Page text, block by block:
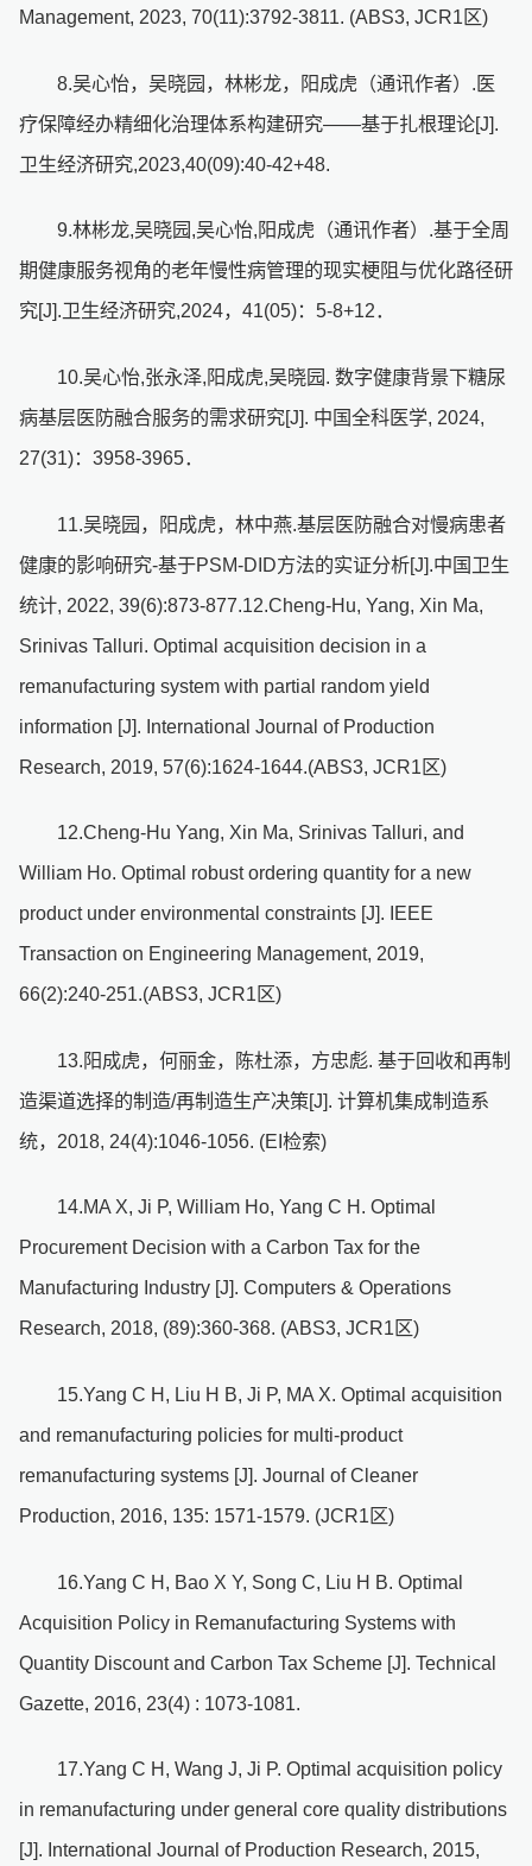
Management, 2023, 70(11):3792-3811. (ABS3, JCR1区)
8.吴心怡，吴晓园，林彬龙，阳成虎（通讯作者）.医
疗保障经办精细化治理体系构建研究——基于扎根理论[J].
卫生经济研究,2023,40(09):40-42+48.
9.林彬龙,吴晓园,吴心怡,阳成虎（通讯作者）.基于全周
期健康服务视角的老年慢性病管理的现实梗阻与优化路径研
究[J].卫生经济研究,2024，41(05)：5-8+12．
10.吴心怡,张永泽,阳成虎,吴晓园. 数字健康背景下糖尿
病基层医防融合服务的需求研究[J]. 中国全科医学, 2024,
27(31)：3958-3965．
11.吴晓园，阳成虎，林中燕.基层医防融合对慢病患者
健康的影响研究-基于PSM-DID方法的实证分析[J].中国卫生
统计, 2022, 39(6):873-877.12.Cheng-Hu, Yang, Xin Ma,
Srinivas Talluri. Optimal acquisition decision in a
remanufacturing system with partial random yield
information [J]. International Journal of Production
Research, 2019, 57(6):1624-1644.(ABS3, JCR1区)
12.Cheng-Hu Yang, Xin Ma, Srinivas Talluri, and
William Ho. Optimal robust ordering quantity for a new
product under environmental constraints [J]. IEEE
Transaction on Engineering Management, 2019,
66(2):240-251.(ABS3, JCR1区)
13.阳成虎，何丽金，陈杜添，方忠彪. 基于回收和再制
造渠道选择的制造/再制造生产决策[J]. 计算机集成制造系
统，2018, 24(4):1046-1056. (EI检索)
14.MA X, Ji P, William Ho, Yang C H. Optimal
Procurement Decision with a Carbon Tax for the
Manufacturing Industry [J]. Computers & Operations
Research, 2018, (89):360-368. (ABS3, JCR1区)
15.Yang C H, Liu H B, Ji P, MA X. Optimal acquisition
and remanufacturing policies for multi-product
remanufacturing systems [J]. Journal of Cleaner
Production, 2016, 135: 1571-1579. (JCR1区)
16.Yang C H, Bao X Y, Song C, Liu H B. Optimal
Acquisition Policy in Remanufacturing Systems with
Quantity Discount and Carbon Tax Scheme [J]. Technical
Gazette, 2016, 23(4) : 1073-1081.
17.Yang C H, Wang J, Ji P. Optimal acquisition policy
in remanufacturing under general core quality distributions
[J]. International Journal of Production Research, 2015,